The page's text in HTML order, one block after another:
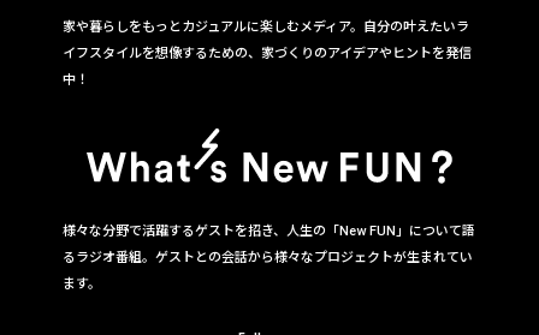
家や暮らしをもっとカジュアルに楽しむメディア。自分の叶えたいラ
イフスタイルを想像するための、家づくりのアイデアやヒントを発信
中！
様々な分野で活躍するゲストを招き、人生の「New FUN」について語
るラジオ番組。ゲストとの会話から様々なプロジェクトが生まれてい
ます。